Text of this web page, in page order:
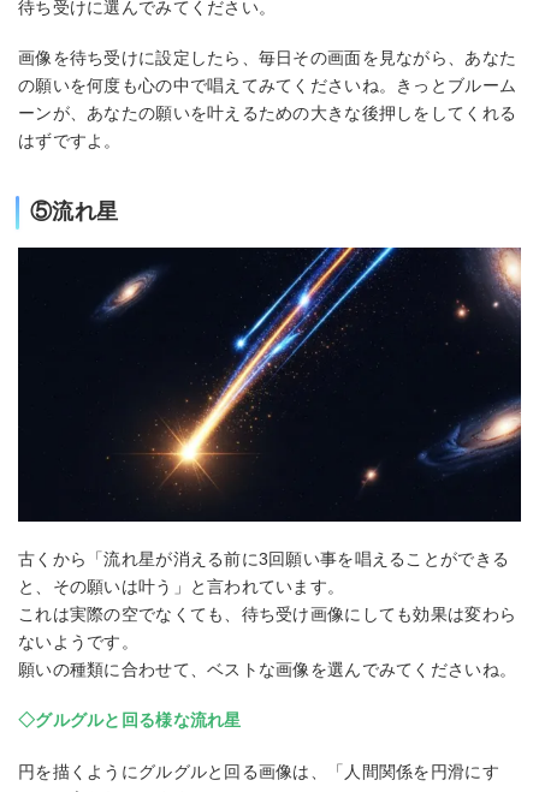
待ち受けに選んでみてください。
画像を待ち受けに設定したら、毎日その画面を見ながら、あなた
の願いを何度も心の中で唱えてみてくださいね。きっとブルーム
ーンが、あなたの願いを叶えるための大きな後押しをしてくれる
はずですよ。
⑤流れ星
古くから「流れ星が消える前に3回願い事を唱えることができる
と、その願いは叶う」と言われています。
これは実際の空でなくても、待ち受け画像にしても効果は変わら
ないようです。
願いの種類に合わせて、ベストな画像を選んでみてくださいね。
◇グルグルと回る様な流れ星
円を描くようにグルグルと回る画像は、「人間関係を円滑にす